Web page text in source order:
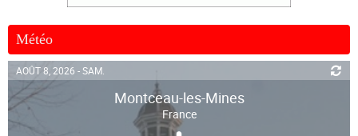
Météo
AOÛT 8, 2026 - SAM.
Montceau-les-Mines
France